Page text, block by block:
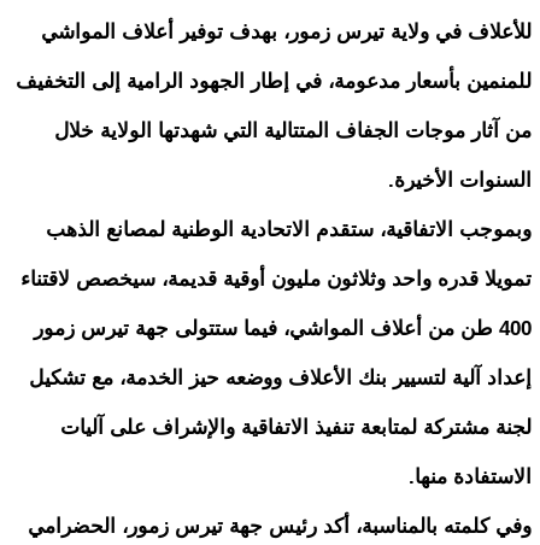
للأعلاف في ولاية تيرس زمور، بهدف توفير أعلاف المواشي
للمنمين بأسعار مدعومة، في إطار الجهود الرامية إلى التخفيف
من آثار موجات الجفاف المتتالية التي شهدتها الولاية خلال
السنوات الأخيرة.
وبموجب الاتفاقية، ستقدم الاتحادية الوطنية لمصانع الذهب
تمويلا قدره واحد وثلاثون مليون أوقية قديمة، سيخصص لاقتناء
400 طن من أعلاف المواشي، فيما ستتولى جهة تيرس زمور
إعداد آلية لتسيير بنك الأعلاف ووضعه حيز الخدمة، مع تشكيل
لجنة مشتركة لمتابعة تنفيذ الاتفاقية والإشراف على آليات
الاستفادة منها.
وفي كلمته بالمناسبة، أكد رئيس جهة تيرس زمور، الحضرامي